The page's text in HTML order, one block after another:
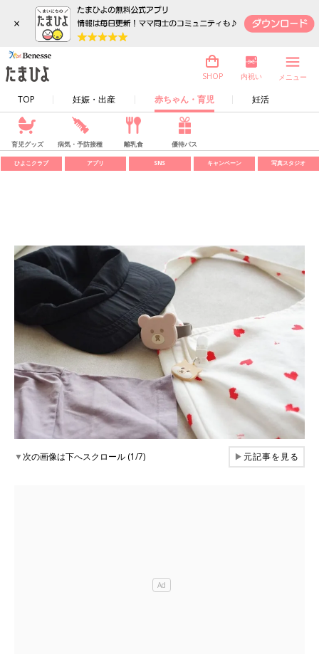
×
TOP 妊娠・出産 赤ちゃん・育児 妊活
SHOP 内祝い メニュー
育児グッズ 病気・予防接種 離乳食 優待パス
ひよこクラブ アプリ SNS キャンペーン 写真スタジオ
▼次の画像は下へスクロール (1/7) ▶元記事を見る